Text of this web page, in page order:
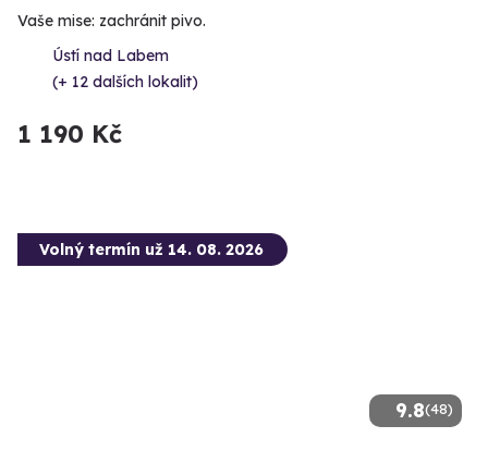
Vaše mise: zachránit pivo.
Ústí nad Labem
(+ 12 dalších lokalit)
1 190 Kč
9.8(48)
Volný termín už 14. 08. 2026